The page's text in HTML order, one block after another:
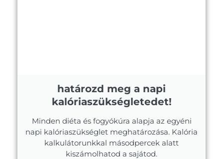
határozd meg a napi
kalóriaszükségletedet!
Minden diéta és fogyókúra alapja az egyéni
napi kalóriaszükséglet meghatározása. Kalória
kalkulátorunkkal másodpercek alatt
kiszámolhatod a sajátod.